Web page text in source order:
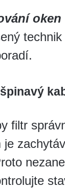
oken
filtr